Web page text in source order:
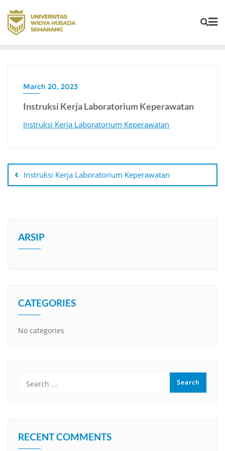
March 20, 2023
Instruksi Kerja Laboratorium Keperawatan
Instruksi Kerja Laboratorium Keperawatan
Instruksi Kerja Laboratorium Keperawatan
ARSIP
CATEGORIES
No categories
RECENT COMMENTS